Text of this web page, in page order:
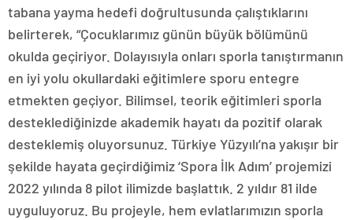
tabana yayma hedefi doğrultusunda çalıştıklarını
belirterek, “Çocuklarımız günün büyük bölümünü
okulda geçiriyor. Dolayısıyla onları sporla tanıştırmanın
en iyi yolu okullardaki eğitimlere sporu entegre
etmekten geçiyor. Bilimsel, teorik eğitimleri sporla
desteklediğinizde akademik hayatı da pozitif olarak
desteklemiş oluyorsunuz. Türkiye Yüzyılı’na yakışır bir
şekilde hayata geçirdiğimiz ‘Spora İlk Adım’ projemizi
2022 yılında 8 pilot ilimizde başlattık. 2 yıldır 81 ilde
uyguluyoruz. Bu projeyle, hem evlatlarımızın sporla